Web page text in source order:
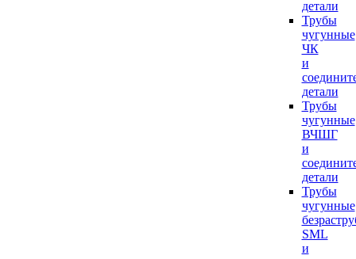
детали
Трубы
чугунные
ЧК
и
детали
Трубы
чугунные
ВЧШГ
и
детали
Трубы
чугунные
SML
и